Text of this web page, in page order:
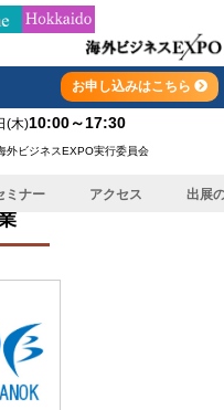
お申し込みはこちら
(木)10:00～17:30
外ビジネスEXPO実行委員会
ミナー アクセス 出展
Company Limited／トスカバ